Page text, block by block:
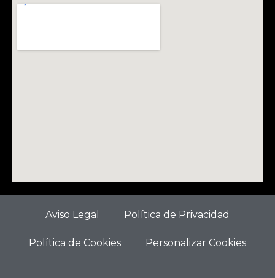
Aviso Legal Política de Privacidad
Política de Cookies Personalizar Cookies